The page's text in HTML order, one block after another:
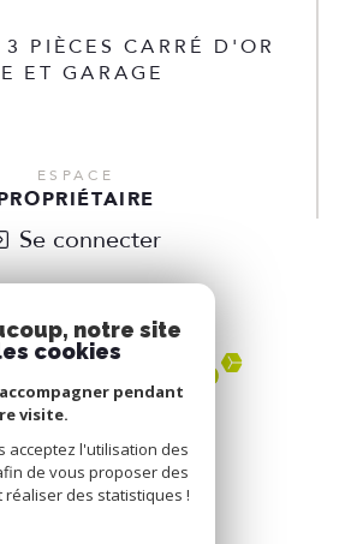
PIÈCES CARRÉ D'OR
ET GARAGE
ESPACE
Se connecter
ADHÉRONS
notre site
cookies
pendant
visite.
acceptez l'utilisation des
de vous proposer des
des statistiques !